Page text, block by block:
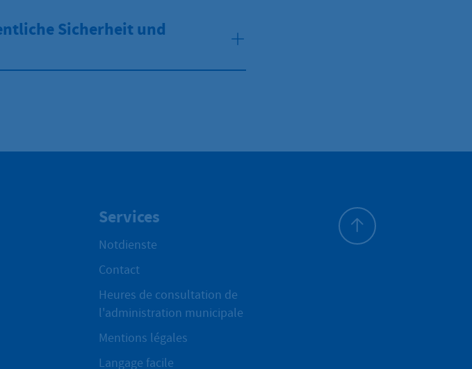
Sicherheit und
Services
Notdienste
Contact
Heures de consultation de
l'administration municipale
Mentions légales
Langage facile